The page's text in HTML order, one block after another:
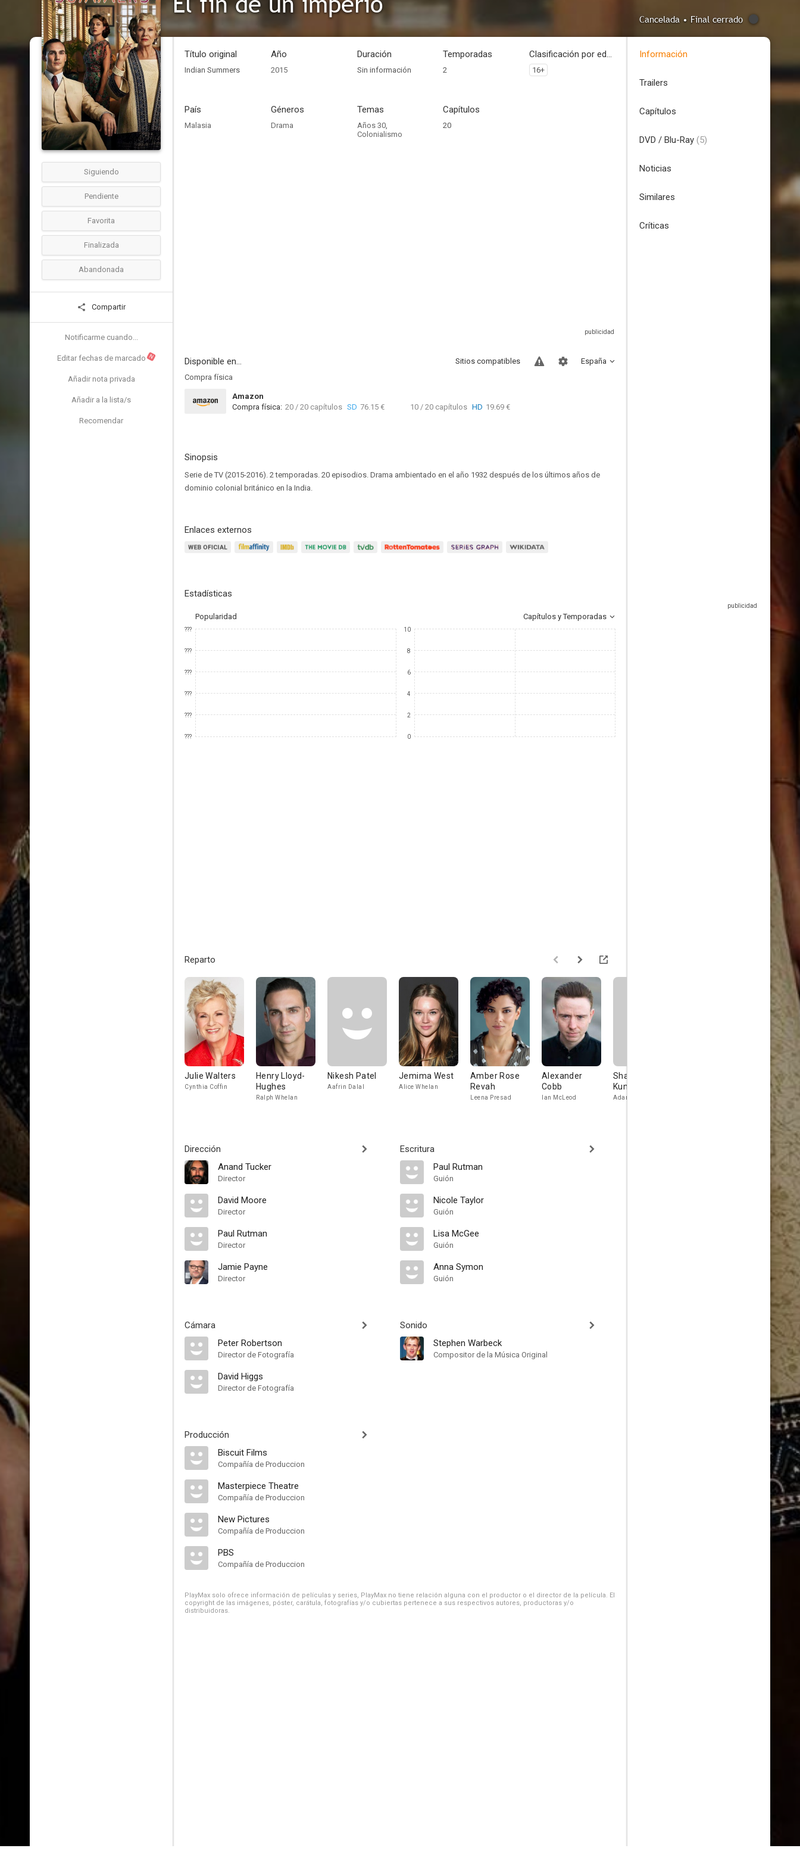
Cancelada • Final cerrado
Siguiendo
Pendiente
Favorita
Finalizada
Abandonada
Compartir
Notificarme cuando...
Editar fechas de marcado N
Añadir nota privada
Añadir a la lista/s
Recomendar
Título original
Indian Summers
Año
2015
Duración
Sin información
Temporadas
2
Clasificación por edades
16+
País
Malasia
Géneros
Drama
Temas
Años 30,
Colonialismo
Capítulos
20
Disponible en... España
Sitios compatibles
Compra física
Amazon
Compra física: 20 / 20 capítulos SD 76.15 € 10 / 20 capítulos HD 19.69 €
Sinopsis
Serie de TV (2015-2016). 2 temporadas. 20 episodios. Drama ambientado en el año 1932 después de los últimos años de
dominio colonial británico en la India.
Enlaces externos
Estadísticas
Popularidad Capítulos y Temporadas
???
???
???
???
???
???
10
8
6
4
2
0
Reparto
Julie Walters
Cynthia Coffin
Henry Lloyd-
Hughes
Ralph Whelan
Nikesh Patel
Aafrin Dalal
Jemima West
Alice Whelan
Amber Rose
Revah
Leena Presad
Alexander
Cobb
Ian McLeod
Shachin Sailesh
Kumar
Adam
Olivia
Dirección
Anand Tucker
Director
David Moore
Director
Paul Rutman
Director
Jamie Payne
Director
Cámara
Peter Robertson
Director de Fotografía
David Higgs
Director de Fotografía
Producción
Biscuit Films
Compañía de Produccion
Masterpiece Theatre
Compañía de Produccion
New Pictures
Compañía de Produccion
PBS
Compañía de Produccion
Escritura
Paul Rutman
Guión
Nicole Taylor
Guión
Lisa McGee
Guión
Anna Symon
Guión
Sonido
Stephen Warbeck
Compositor de la Música Original
PlayMax solo ofrece información de películas y series, PlayMax no tiene relación alguna con el productor o el director de la película. El
copyright de las imágenes, póster, carátula, fotografías y/o cubiertas pertenece a sus respectivos autores, productoras y/o
distribuidoras.
Información
Trailers
Capítulos
DVD / Blu-Ray (5)
Noticias
Similares
Críticas